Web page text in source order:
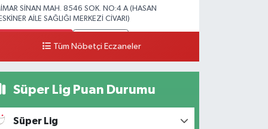
SİNAN MAH. 8546 SOK. NO:4 A (HASAN
AİLE SAĞLIĞI MERKEZİ CİVARI)
Tüm Nöbetçi Eczaneler
Süper Lig Puan Durumu
Süper Lig